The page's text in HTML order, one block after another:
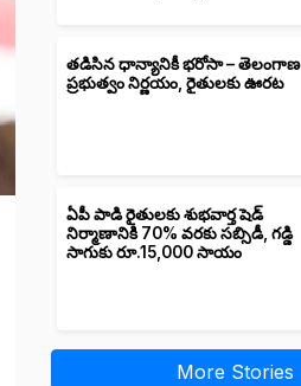
తడిసిన ధాన్యానికీ భరోసా – తెలంగాణ
ప్రభుత్వం నిర్ణయం, రైతులకు ఊరట
ఏపీ పాడి రైతులకు శుభవార్త షెడ్
నిర్మాణానికి 70% వరకు సబ్సిడీ, గడ్డి
సాగుకు రూ.15,000 సాయం
More Stories